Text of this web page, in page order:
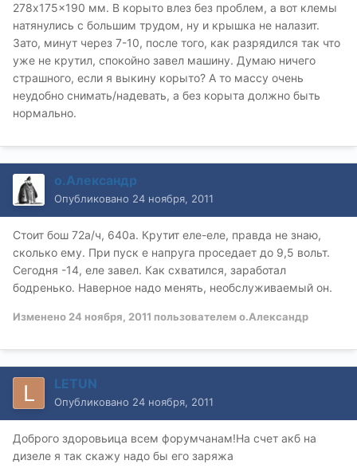
278x175x190 мм. В корыто влез без проблем, а вот клемы
натянулись с большим трудом, ну и крышка не налазит.
Зато, минут через 7-10, после того, как разрядился так что
уже не крутил, спокойно завел машину. Думаю ничего
страшного, если я выкину корыто? А то массу очень
неудобно снимать/надевать, а без корыта должно быть
нормально.
о.Александр
Опубликовано 24 ноября, 2011
Стоит бош 72а/ч, 640а. Крутит еле-еле, правда не знаю,
сколько ему. При пуск е напруга проседает до 9,5 вольт.
Сегодня -14, еле завел. Как схватился, заработал
бодренько. Наверное надо менять, необслуживаемый он.
Изменено 24 ноября, 2011 пользователем о.Александр
LETUN
Опубликовано 24 ноября, 2011
Доброго здоровьица всем форумчанам!На счет акб на
дизеле я так скажу надо бы его заряжа